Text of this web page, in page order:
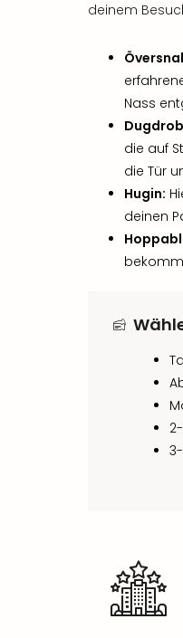
deinem
Nass
die auf
die Tür
Hugin:
deinen